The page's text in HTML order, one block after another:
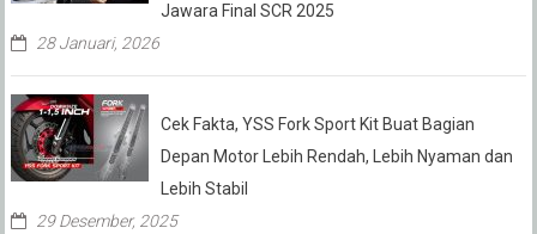
Jawara Final SCR 2025
28 Januari, 2026
Cek Fakta, YSS Fork Sport Kit Buat Bagian
Depan Motor Lebih Rendah, Lebih Nyaman dan
Lebih Stabil
29 Desember, 2025